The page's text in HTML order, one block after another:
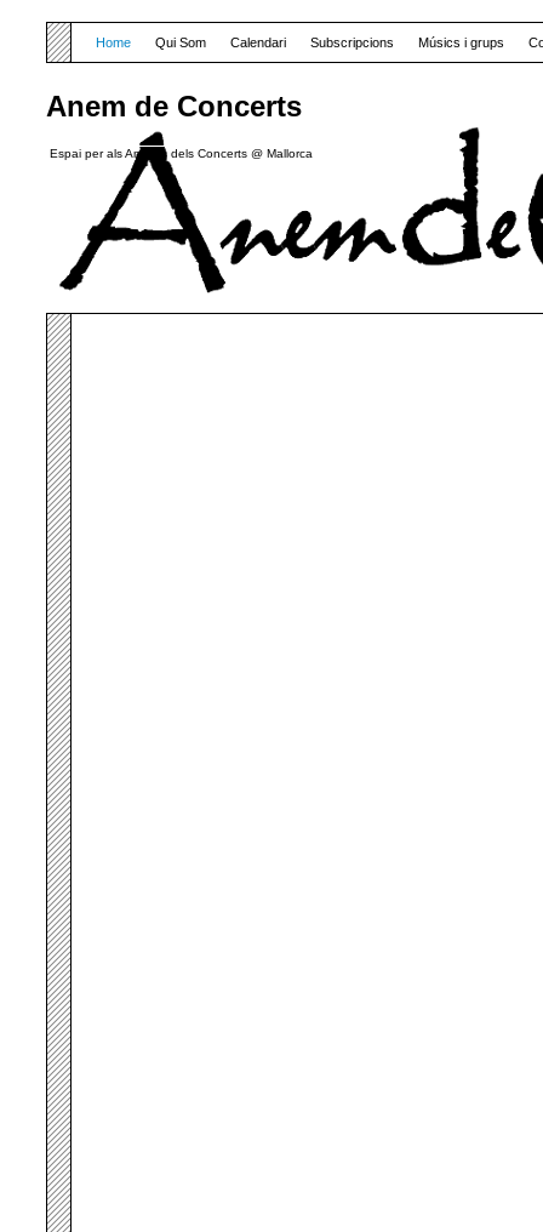
Anem de Concerts
Espai per als Amants dels Concerts @ Mallorca
Home Qui Som Calendari Subscripcions Músics i grups